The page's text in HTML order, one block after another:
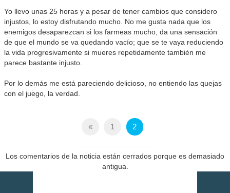
Yo llevo unas 25 horas y a pesar de tener cambios que considero
injustos, lo estoy disfrutando mucho. No me gusta nada que los
enemigos desaparezcan si los farmeas mucho, da una sensación
de que el mundo se va quedando vacío; que se te vaya reduciendo
la vida progresivamente si mueres repetidamente también me
parece bastante injusto.
Por lo demás me está pareciendo delicioso, no entiendo las quejas
con el juego, la verdad.
« 1 2
Los comentarios de la noticia están cerrados porque es demasiado
antigua.